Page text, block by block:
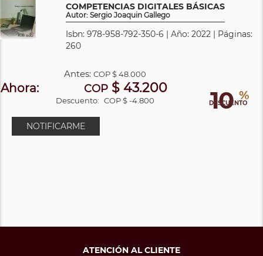
COMPETENCIAS DIGITALES BÁSICAS
Autor: Sergio Joaquin Gallego
Isbn: 978-958-792-350-6 | Año: 2022 | Páginas:
260
10 %
DESCUENTO
Antes:COP$ 48.000
Ahora: COP $ 43.200
Descuento: COP $ -4.800
NOTIFICARME
ATENCIÓN AL CLIENTE